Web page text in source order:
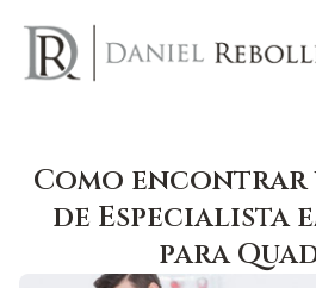
Como encontrar
de Especialista
para